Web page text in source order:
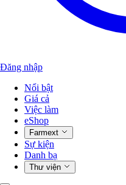
Đăng nhập
Nổi bật
Giá cả
Việc làm
eShop
Farmext
Sự kiện
Danh bạ
Thư viện